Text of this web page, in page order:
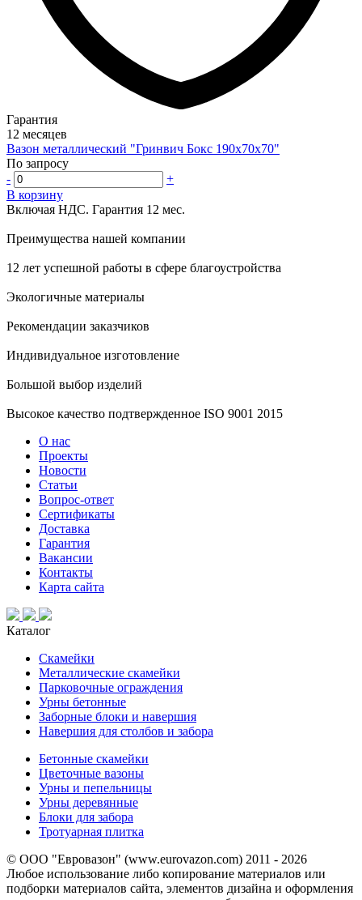
Гарантия
12 месяцев
Вазон металлический "Гринвич Бокс 190х70х70"
По запросу
-
+
В корзину
Включая НДС. Гарантия 12 мес.
Преимущества нашей компании
12 лет успешной работы в сфере благоустройства
Экологичные материалы
Рекомендации заказчиков
Индивидуальное изготовление
Большой выбор изделий
Высокое качество подтвержденное ISO 9001 2015
О нас
Проекты
Новости
Статьи
Вопрос-ответ
Сертификаты
Доставка
Гарантия
Вакансии
Контакты
Карта сайта
Каталог
Скамейки
Металлические скамейки
Парковочные ограждения
Урны бетонные
Заборные блоки и навершия
Навершия для столбов и забора
Бетонные скамейки
Цветочные вазоны
Урны и пепельницы
Урны деревянные
Блоки для забора
Тротуарная плитка
© ООО "Евровазон" (www.eurovazon.com) 2011 - 2026
Любое использование либо копирование материалов или
подборки материалов сайта, элементов дизайна и оформления